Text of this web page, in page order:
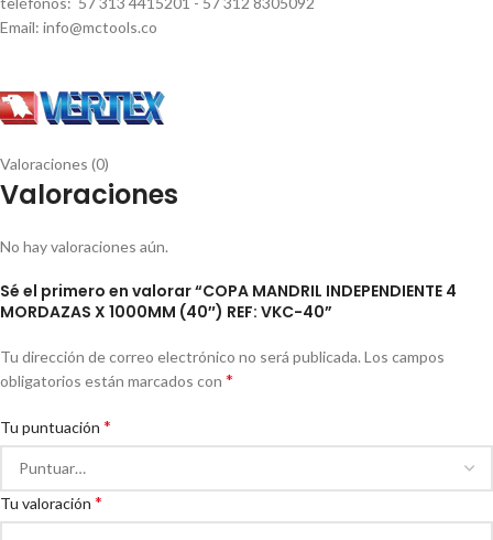
Email: info@mctools.co
Valoraciones (0)
Valoraciones
No hay valoraciones aún.
Sé el primero en valorar “COPA MANDRIL INDEPENDIENTE 4
MORDAZAS X 1000MM (40″) REF: VKC-40”
Tu dirección de correo electrónico no será publicada. Los campos
obligatorios están marcados con *
Tu puntuación *
Tu valoración *